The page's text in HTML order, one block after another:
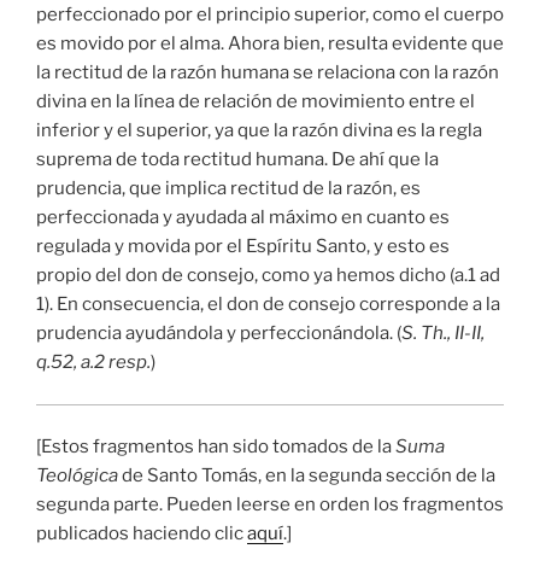
perfeccionado por el principio superior, como el cuerpo
es movido por el alma. Ahora bien, resulta evidente que
la rectitud de la razón humana se relaciona con la razón
divina en la línea de relación de movimiento entre el
inferior y el superior, ya que la razón divina es la regla
suprema de toda rectitud humana. De ahí que la
prudencia, que implica rectitud de la razón, es
perfeccionada y ayudada al máximo en cuanto es
regulada y movida por el Espíritu Santo, y esto es
propio del don de consejo, como ya hemos dicho (a.1 ad
1). En consecuencia, el don de consejo corresponde a la
prudencia ayudándola y perfeccionándola. (S. Th., II-II,
q.52, a.2 resp.)
[Estos fragmentos han sido tomados de laSuma
Teológicade Santo Tomás, en la segunda sección de la
segunda parte. Pueden leerse en orden los fragmentos
publicados haciendo clicaquí.]